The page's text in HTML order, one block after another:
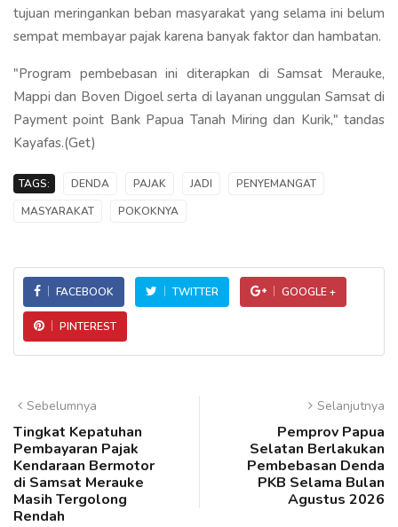
tujuan meringankan beban masyarakat yang selama ini belum
sempat membayar pajak karena banyak faktor dan hambatan.
"Program pembebasan ini diterapkan di Samsat Merauke,
Mappi dan Boven Digoel serta di layanan unggulan Samsat di
Payment point Bank Papua Tanah Miring dan Kurik," tandas
Kayafas.(Get)
TAGS: DENDA PAJAK JADI
PENYEMANGAT
MASYARAKAT
POKOKNYA
FACEBOOK TWITTER GOOGLE +
PINTEREST
Sebelumnya
Tingkat Kepatuhan
Pembayaran Pajak
Kendaraan Bermotor
di Samsat Merauke
Masih Tergolong
Rendah
Selanjutnya
Pemprov Papua
Selatan Berlakukan
Pembebasan Denda
PKB Selama Bulan
Agustus 2026